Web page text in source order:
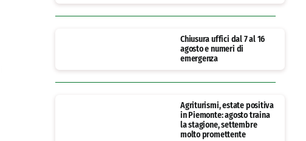
Chiusura uffici dal 7 al 16
agosto e numeri di
emergenza
Agriturismi, estate positiva
in Piemonte: agosto traina
la stagione, settembre
molto promettente